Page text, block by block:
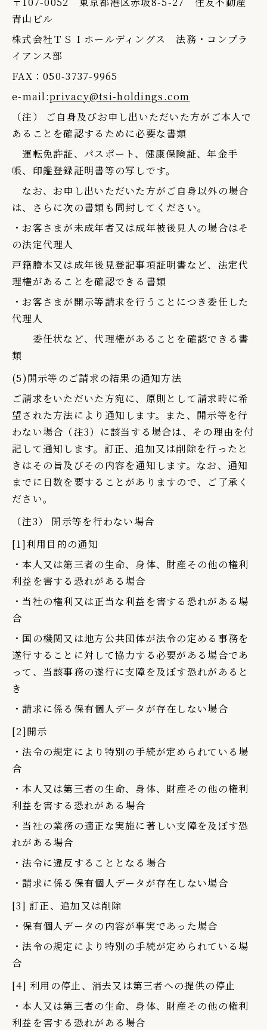
青山ビル
株式会社ＴＳＩホールディングス 法務・コンプラ
イアンス部
FAX：050-3737-9965
e-mail:privacy@tsi-holdings.com
（注） ご自身及びお申し出いただいた方がご本人で
あることを確認するために必要な書類
運転免許証、パスポート、健康保険証、年金手
帳、印鑑登録証明書等の写しです。
なお、お申し出いただいた方がご自身以外の場合
は、さらに次の書類も同封してください。
・お客さまが未成年者又は成年被後見人の場合はそ
の法定代理人
戸籍謄本又は成年後見登記事項証明書など、法定代
理権があることを確認できる書類
・お客さまが開示等請求を行うことにつき委任した
代理人
委任状など、代理権があることを確認できる書
類
(5)開示等のご請求の結果の通知方法
ご請求をいただいた方宛に、原則として請求時に希
望された方法により通知します。また、開示等を行
わない場合（注3）に該当する場合は、その理由を付
記して通知します。訂正、追加又は削除を行ったと
きはその旨及びその内容を通知します。なお、通知
までに日数を要することがありますので、ご了承く
ださい。
（注3） 開示等を行わない場合
[1]利用目的の通知
・本人又は第三者の生命、身体、財産その他の権利
利益を害する恐れがある場合
・当社の権利又は正当な利益を害する恐れがある場
合
・国の機関又は地方公共団体が法令の定める事務を
遂行することに対して協力する必要がある場合であ
って、当該事務の遂行に支障を及ぼす恐れがあると
き
・請求に係る保有個人データが存在しない場合
[2]開示
・法令の規定により特別の手続が定められている場
合
・本人又は第三者の生命、身体、財産その他の権利
利益を害する恐れがある場合
・当社の業務の適正な実施に著しい支障を及ぼす恐
れがある場合
・法令に違反することとなる場合
・請求に係る保有個人データが存在しない場合
[3] 訂正、追加又は削除
・保有個人データの内容が事実であった場合
・法令の規定により特別の手続が定められている場
合
[4] 利用の停止、消去又は第三者への提供の停止
・本人又は第三者の生命、身体、財産その他の権利
利益を害する恐れがある場合